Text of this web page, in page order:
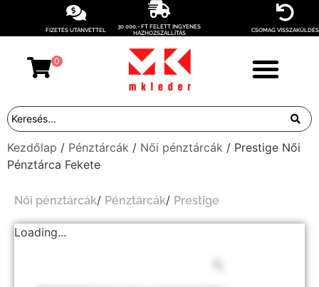
FIZETÉS UTÁNVÉTTEL
30 000,- FT FELETT INGYENES
HÁZHOZSZÁLLÍTÁS
CSOMAG VISSZAKÜLDÉS
0
Kezdőlap / Pénztárcák / Női pénztárcák / Prestige Női
Pénztárca Fekete
Női pénztárcák/ Pénztárcák/ Prestige
Loading...